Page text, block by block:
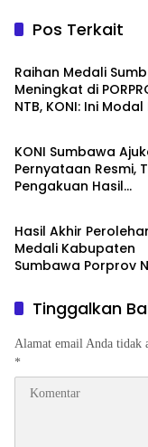
Pos Terkait
Olahraga
Raihan Medali
Meningkat di
NTB, KONI: Ini
Olahraga
KONI Sumbawa
Pernyataan Resmi,
Pengakuan Hasil
Olahraga
Hasil Akhir
Medali Kabupaten
Sumbawa Porprov
Tinggalkan
Alamat email Anda tidak
*